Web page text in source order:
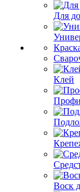
Для
Клей
Воск